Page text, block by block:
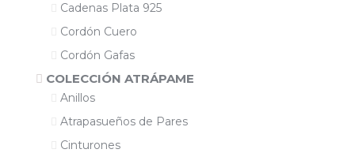
Cadenas Plata 925
Cordón Cuero
Cordón Gafas
COLECCIÓN ATRÁPAME
Anillos
Atrapasueños de Pares
Cinturones